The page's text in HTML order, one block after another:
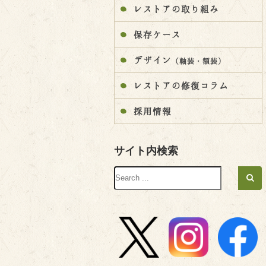
レストアの取り組み
保存ケース
デザイン （軸装・額装）
レストアの修復コラム
採用情報
サイト内検索